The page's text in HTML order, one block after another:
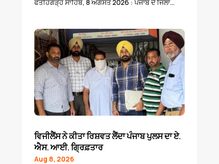
ਫਤਹਿਗੜ੍ਹ ਸਾਹਿਬ, 8 ਅਗਸਤ 2026 : ਪੰਜਾਬ ਦੇ ਜਿਲਾ...
ਵਿਜੀਲੈਂਸ ਨੇ ਕੀਤਾ ਰਿਸ਼ਵਤ ਲੈਂਦਾ ਪੰਜਾਬ ਪੁਲਸ ਦਾ ਏ.
ਐਸ. ਆਈ. ਗ੍ਰਿਫ਼ਤਾਰ
Aug 8, 2026